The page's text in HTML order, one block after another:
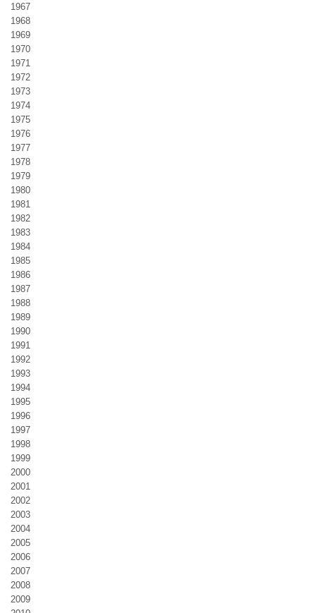
1967
1968
1969
1970
1971
1972
1973
1974
1975
1976
1977
1978
1979
1980
1981
1982
1983
1984
1985
1986
1987
1988
1989
1990
1991
1992
1993
1994
1995
1996
1997
1998
1999
2000
2001
2002
2003
2004
2005
2006
2007
2008
2009